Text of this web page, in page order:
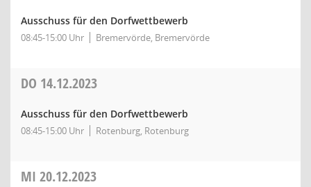
Ausschuss für den Dorfwettbewerb
08:45-15:00 Uhr Bremervörde, Bremervörde
DO 14.12.2023
Ausschuss für den Dorfwettbewerb
08:45-15:00 Uhr Rotenburg, Rotenburg
MI 20.12.2023